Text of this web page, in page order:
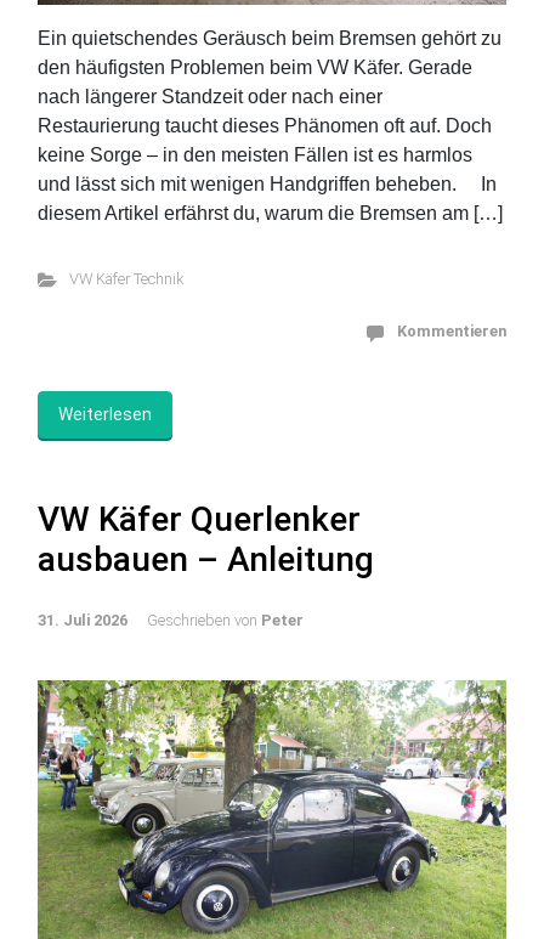
Ein quietschendes Geräusch beim Bremsen gehört zu
den häufigsten Problemen beim VW Käfer. Gerade
nach längerer Standzeit oder nach einer
Restaurierung taucht dieses Phänomen oft auf. Doch
keine Sorge – in den meisten Fällen ist es harmlos
und lässt sich mit wenigen Handgriffen beheben. In
diesem Artikel erfährst du, warum die Bremsen am […]
VW Käfer Technik
Kommentieren
Weiterlesen
VW Käfer Querlenker
ausbauen – Anleitung
31. Juli 2026 Geschrieben von Peter